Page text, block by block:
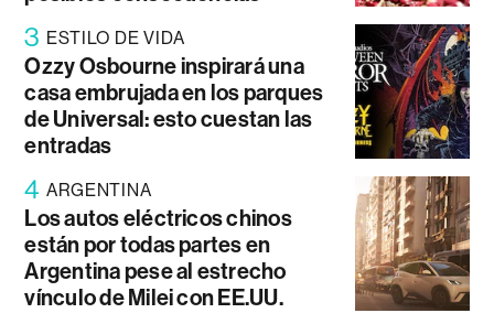
3 ESTILO DE VIDA
Ozzy Osbourne inspirará una
casa embrujada en los parques
de Universal: esto cuestan las
entradas
4 ARGENTINA
Los autos eléctricos chinos
están por todas partes en
Argentina pese al estrecho
vínculo de Milei con EE.UU.